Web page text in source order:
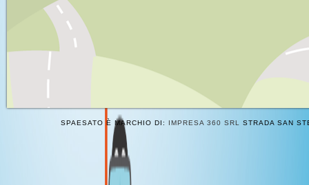
SPAESATO È MARCHIO DI: IMPRESA 360 SRL STRADA SAN